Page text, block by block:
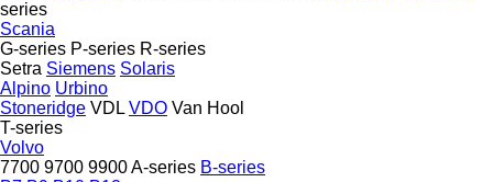
series
Scania
G-series P-series R-series
Setra Siemens Solaris
Alpino Urbino
Stoneridge VDL VDO Van Hool
T-series
Volvo
7700 9700 9900A-series B-series